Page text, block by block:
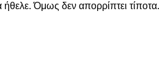
ήθελε. Όμως δεν απορρίπτει τίποτα.